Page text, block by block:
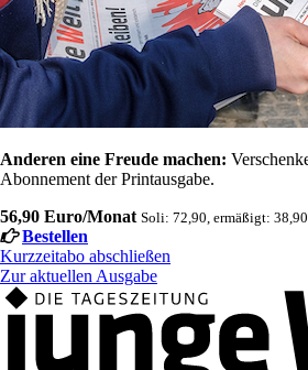
Anderen eine Freude machen:
Abonnement der Printausgabe.
56,90 Euro/Monat Soli: 72,90, ermäßigt: 38,90
Bestellen
Kurzzeitabo abschließen
Zur aktuellen Ausgabe